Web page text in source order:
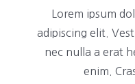
Lorem ipsum
adipiscing elit.
nec nulla a erat
enim.